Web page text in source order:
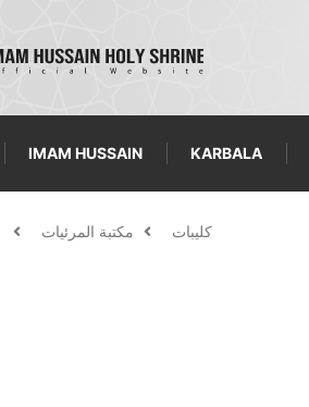
IMAM HUSSAIN KARBALA
مكتبة المرئيات كليبات